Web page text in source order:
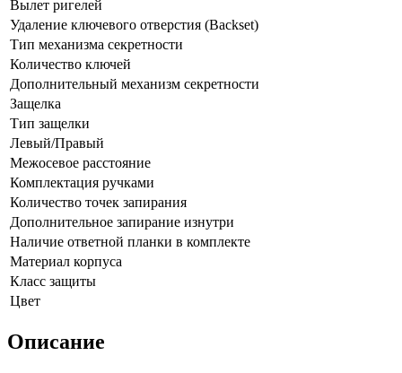
Вылет ригелей
Удаление ключевого отверстия (Backset)
Тип механизма секретности
Количество ключей
Дополнительный механизм секретности
Защелка
Тип защелки
Левый/Правый
Межосевое расстояние
Комплектация ручками
Количество точек запирания
Дополнительное запирание изнутри
Наличие ответной планки в комплекте
Материал корпуса
Класс защиты
Цвет
Описание